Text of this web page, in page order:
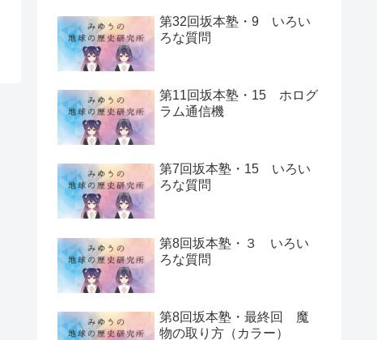
第32回坂本塾・9 いろい
ろな質問
第11回坂本塾・15 ホログ
ラム通信機
第7回坂本塾・15 いろい
ろな質問
第8回坂本塾・３ いろい
ろな質問
第8回坂本塾・最終回 魔
物の取り方（カラー）